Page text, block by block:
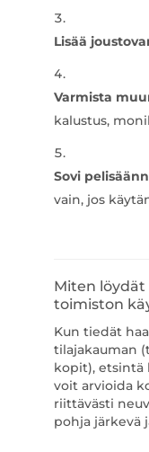
Lisää
Varmista
kalustus,
Sovi
vain, jos
Miten
toimiston
Kun tiedät
tilajakauman
kopit), etsintä
voit arvioida
riittävästi
pohja järkevä